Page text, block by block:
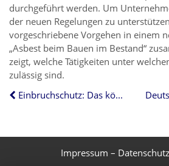
durchgeführt werden. Um
der neuen Regelungen zu
vorgeschriebene Vorgehen in einem
„Asbest beim Bauen im Bestand“
zeigt, welche Tätigkeiten unter
zulässig sind.
Einbruchschutz: Das können Eigentümer und Mieter tun
Impressum – Datenschutz